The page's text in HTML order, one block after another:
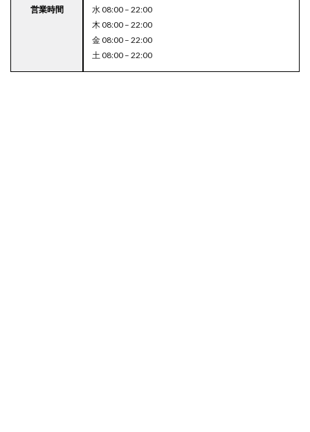
ー営業時間
水 08:00 – 22:00
木 08:00 – 22:00
金 08:00 – 22:00
土 08:00 – 22:00